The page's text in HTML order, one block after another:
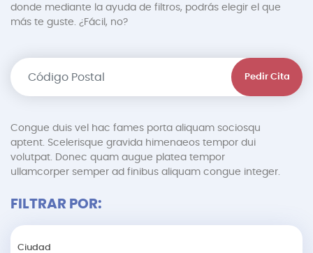
donde mediante la ayuda de filtros, podrás elegir el que
más te guste. ¿Fácil, no?
Pedir Cita
Congue duis vel hac fames porta aliquam sociosqu
aptent. Scelerisque gravida himenaeos tempor dui
volutpat. Donec quam augue platea tempor
ullamcorper semper ad finibus aliquam congue integer.
FILTRAR POR:
Ciudad